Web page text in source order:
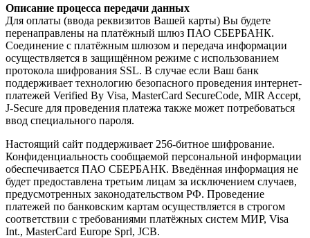
Описание процесса передачи данных
Для оплаты (ввода реквизитов Вашей карты) Вы будете
перенаправлены на платёжный шлюз ПАО СБЕРБАНК.
Соединение с платёжным шлюзом и передача информации
осуществляется в защищённом режиме с использованием
протокола шифрования SSL. В случае если Ваш банк
поддерживает технологию безопасного проведения интернет-
платежей Verified By Visa, MasterCard SecureCode, MIR Accept,
J-Secure для проведения платежа также может потребоваться
ввод специального пароля.
Настоящий сайт поддерживает 256-битное шифрование.
Конфиденциальность сообщаемой персональной информации
обеспечивается ПАО СБЕРБАНК. Введённая информация не
будет предоставлена третьим лицам за исключением случаев,
предусмотренных законодательством РФ. Проведение
платежей по банковским картам осуществляется в строгом
соответствии с требованиями платёжных систем МИР, Visa
Int., MasterCard Europe Sprl, JCB.